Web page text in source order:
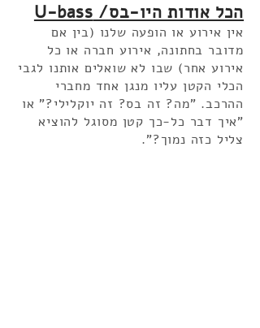
הכל אודות היו-בס/ U-bass
אין אירוע או הופעה שלנו (בין אם
מדובר בחתונה, אירוע חברה או כל
אירוע אחר) שבו לא שואלים אותנו לגבי
הכלי הקטן עליו מנגן אחד מחברי
ההרכב. "מה? זה בס? זה יוקלילי?" או
"איך דבר כל-כך קטן מסוגל להוציא
צליל כזה נמוך?".